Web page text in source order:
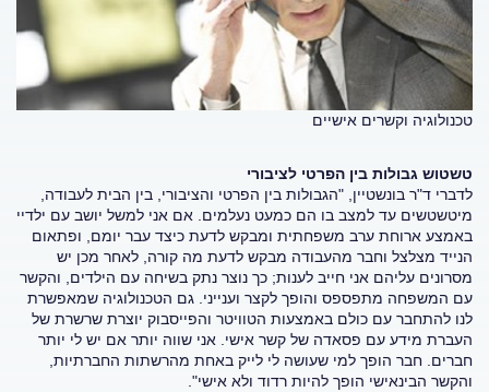
טכנולוגיה וקשרים אישיים
טשטוש גבולות בין הפרטי לציבורי
לדברי ד"ר בונשטיין, "הגבולות בין הפרטי והציבורי, בין הבית לעבודה,
מיטשטשים עד למצב בו הם כמעט נעלמים. אם אני למשל יושב עם ילדיי
באמצע ארוחת ערב משפחתית ומבקש לדעת כיצד עבר יומם, ופתאום
הנייד מצלצל וחבר מהעבודה מבקש לדעת מה קורה, לאחר מכן יש
מסרונים עליהם אני חייב לענות; כך נוצר נתק בשיחה עם הילדים, והקשר
עם המשפחה מתפספס והופך לקצר וענייני. גם הטכנולוגיה שמאפשרת
לנו להתחבר עם כולם באמצעות הטוויטר והפייסבוק יוצרת שרשרת של
העברת מידע עם פסאדה של קשר אישי. אני שווה יותר אם יש לי יותר
חברים. חבר הופך למי שעושה לי לייק באחת מהרשתות החברתיות,
והקשר הבינאישי הופך להיות רדוד ולא אישי".